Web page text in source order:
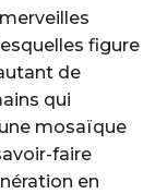
figure
de
qui
mosaïque
faire
en